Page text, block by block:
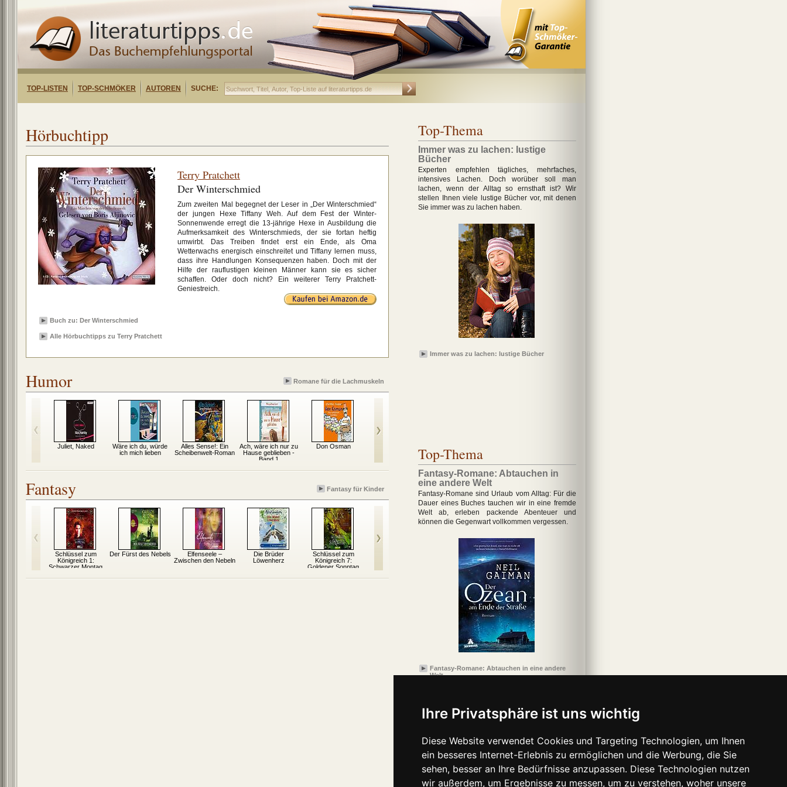
Ihre Privatsphäre ist uns wichtig
Diese Website verwendet Cookies und Targeting Technologien, um Ihnen
ein besseres Internet-Erlebnis zu ermöglichen und die Werbung, die Sie
sehen, besser an Ihre Bedürfnisse anzupassen. Diese Technologien nutzen
wir außerdem, um Ergebnisse zu messen, um zu verstehen, woher unsere
TOP-LISTEN TOP-SCHMÖKER AUTOREN SUCHE:
Hörbuchtipp
Terry Pratchett
Der Winterschmied
Zum zweiten Mal begegnet der Leser in „Der Winterschmied“
der jungen Hexe Tiffany Weh. Auf dem Fest der Winter-
Sonnenwende erregt die 13-jährige Hexe in Ausbildung die
Aufmerksamkeit des Winterschmieds, der sie fortan heftig
umwirbt. Das Treiben findet erst ein Ende, als Oma
Wetterwachs energisch einschreitet und Tiffany lernen muss,
dass ihre Handlungen Konsequenzen haben. Doch mit der
Hilfe der rauflustigen kleinen Männer kann sie es sicher
schaffen. Oder doch nicht? Ein weiterer Terry Pratchett-
Geniestreich.
Buch zu: Der Winterschmied
Alle Hörbuchtipps zu Terry Pratchett
Humor Romane für die Lachmuskeln
Juliet, Naked
Wäre ich du, würde
ich mich lieben
Alles Sense!: Ein
Scheibenwelt-Roman
Ach, wäre ich nur zu
Hause geblieben -
Band 1
Don Osman
Gerichte der
tatarischen Küche
Fantasy Fantasy für Kinder
Schlüssel zum
Königreich 1:
Schwarzer Montag
Der Fürst des Nebels
Elfenseele –
Zwischen den Nebeln
Die Brüder
Löwenherz
Schlüssel zum
Königreich 7:
Goldener Sonntag
Saphirblau – Liebe
geht durch alle Zeiten
2
Cassia & Ky 1: Die
Auswahl
Top-Thema
Immer was zu lachen: lustige
Bücher
Experten empfehlen tägliches, mehrfaches,
intensives Lachen. Doch worüber soll man
lachen, wenn der Alltag so ernsthaft ist? Wir
stellen Ihnen viele lustige Bücher vor, mit denen
Sie immer was zu lachen haben.
Immer was zu lachen: lustige Bücher
Top-Thema
Fantasy-Romane: Abtauchen in
eine andere Welt
Fantasy-Romane sind Urlaub vom Alltag: Für die
Dauer eines Buches tauchen wir in eine fremde
Welt ab, erleben packende Abenteuer und
können die Gegenwart vollkommen vergessen.
Fantasy-Romane: Abtauchen in eine andere
Welt